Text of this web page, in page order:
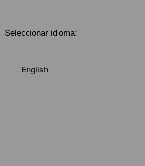
Seleccionar idioma:
English